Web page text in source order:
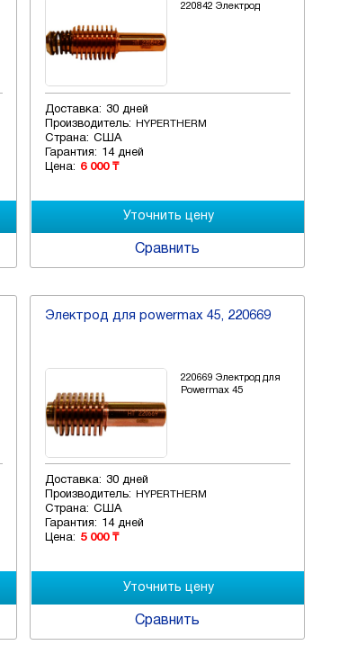
220842 Электрод
Доставка: 30 дней
Производитель:
HYPERTHERM
Страна: США
Гарантия: 14 дней
Цена: 6 000 ₸
Сравнить
Электрод для powermax 45, 220669
220669 Электрод для
Powermax 45
Доставка: 30 дней
Производитель:
HYPERTHERM
Страна: США
Гарантия:
14 дней
Цена: 5 000 ₸
Сравнить